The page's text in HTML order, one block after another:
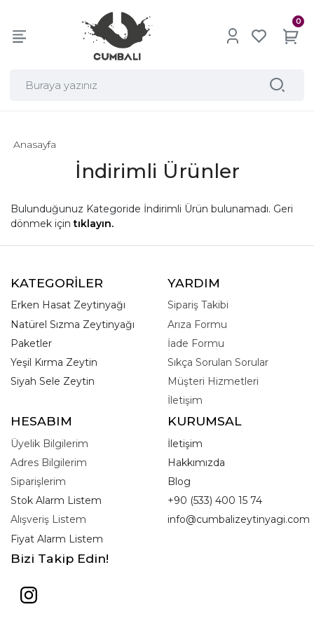
0
İndirimli Ürünler
Anasayfa
Bulunduğunuz Kategoride İndirimli Ürün bulunamadı. Geri
dönmek içintıklayın.
KATEGORİLER
Erken Hasat Zeytinyağı
Natürel Sızma Zeytinyağı
Paketler
Yeşil Kırma Zeytin
Siyah Sele Zeytin
YARDIM
Sipariş Takibi
Arıza Formu
İade Formu
Sıkça Sorulan Sorular
Müşteri Hizmetleri
İletişim
HESABIM
Üyelik Bilgilerim
Adres Bilgilerim
Siparişlerim
Stok Alarm Listem
Alışveriş Listem
Fiyat Alarm Listem
KURUMSAL
İletişim
Hakkımızda
Blog
+90 (533) 400 15 74
info@cumbalizeytinyagi.com
Bizi Takip Edin!